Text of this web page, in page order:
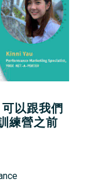
以跟我們
練營之前